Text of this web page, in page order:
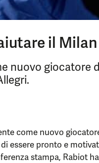
il
nuovo giocatore
come nuovo
essere pronto e
stampa, Rabiot